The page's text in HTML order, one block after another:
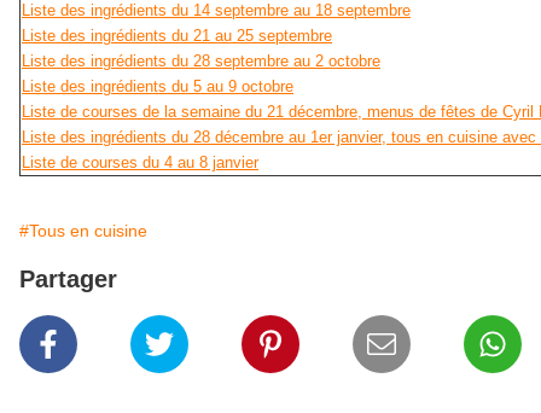
Liste des ingrédients du 14 septembre au 18 septembre
Liste des ingrédients du 21 au 25 septembre
Liste des ingrédients du 28 septembre au 2 octobre
Liste des ingrédients du 5 au 9 octobre
Liste de courses de la semaine du 21 décembre, menus de fêtes de Cyril
Liste des ingrédients du 28 décembre au 1er janvier, tous en cuisine
Liste de courses du 4 au 8 janvier
#Tous en cuisine
Partager